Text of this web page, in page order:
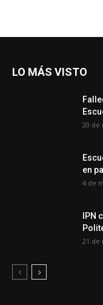
LO MÁS VISTO
20 de
en
4 de
IPN
21 de